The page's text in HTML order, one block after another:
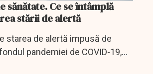
sănătate. Ce se întâmplă
stării de alertă
starea de alertă impusă de
pandemiei de COVID-19,
măști, dar ce se întâmplă cu